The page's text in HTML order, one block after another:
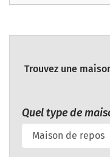
Trouvez une
Quel type de